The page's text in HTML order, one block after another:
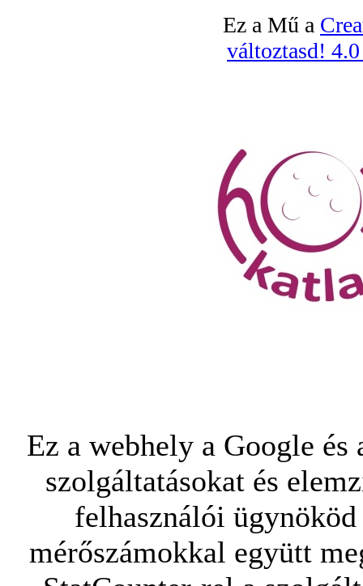
Ez a Mű a
változtasd!
Ez a webhely a Google
szolgáltatásokat és
felhasználói
mérőszámokkal együtt